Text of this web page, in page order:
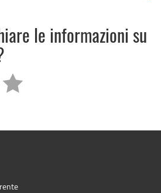
le informazioni su